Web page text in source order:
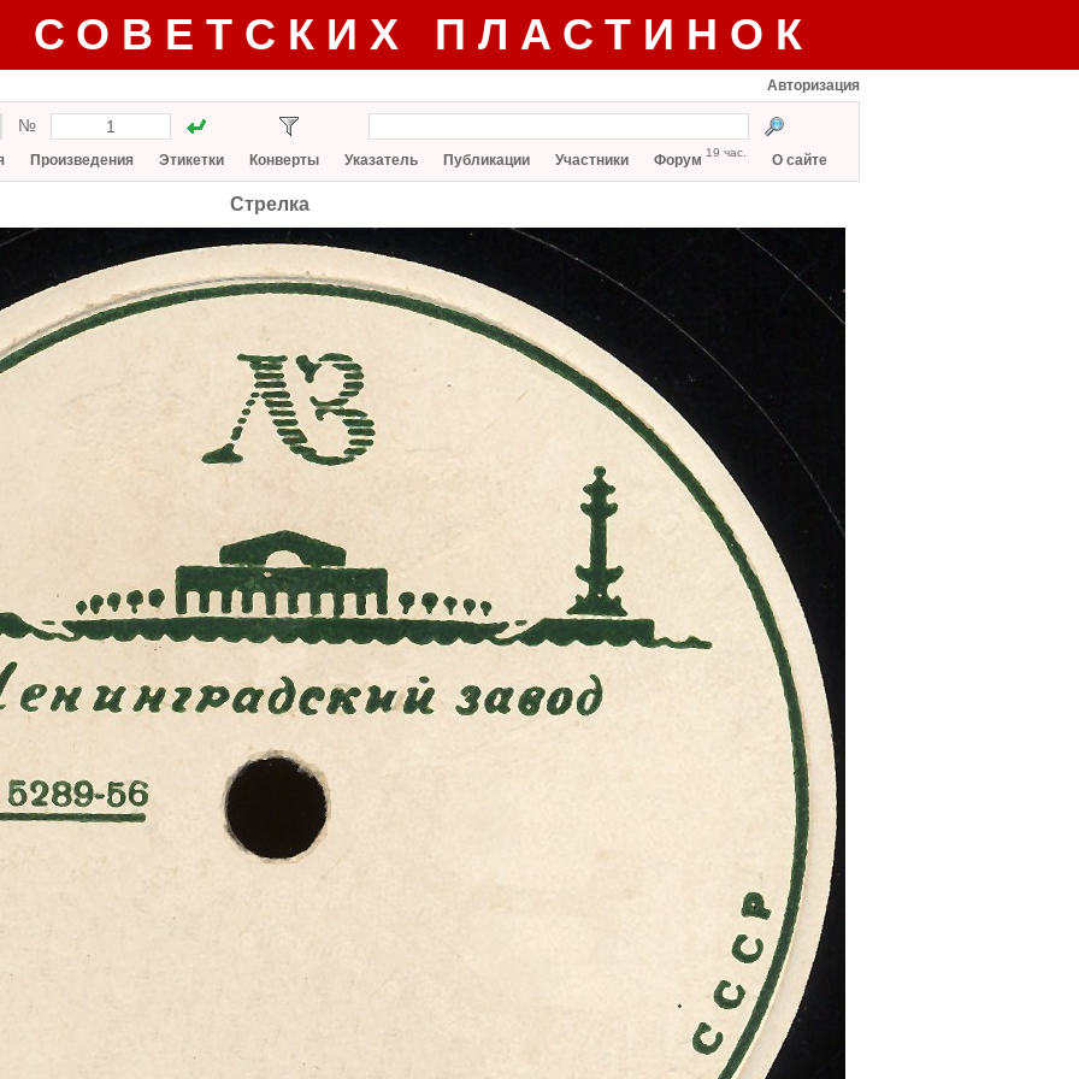
СОВЕТСКИХ ПЛАСТИНОК
Авторизация
№
Произведения Этикетки Конверты Указатель Публикации Участники Форум 19 час. О сайте
Стрелка